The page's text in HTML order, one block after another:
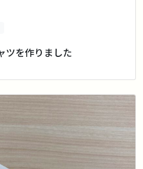
ツを作りました